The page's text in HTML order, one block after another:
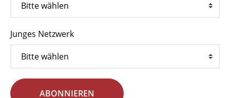
Junges Netzwerk
ABONNIEREN